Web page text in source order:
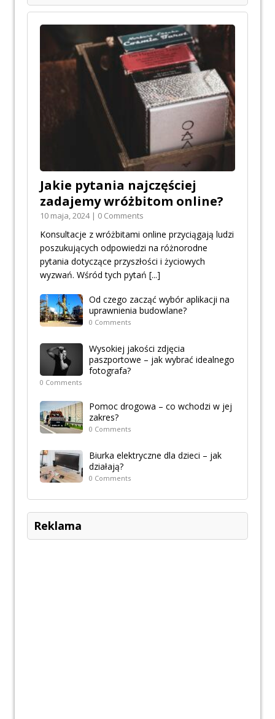
Jakie pytania najczęściej
zadajemy wróżbitom online?
10 maja, 2024 | 0 Comments
Konsultacje z wróżbitami online przyciągają ludzi
poszukujących odpowiedzi na różnorodne
pytania dotyczące przyszłości i życiowych
wyzwań. Wśród tych pytań [...]
Od czego zacząć wybór aplikacji na
uprawnienia budowlane?
0 Comments
Wysokiej jakości zdjęcia
paszportowe – jak wybrać idealnego
fotografa?
0 Comments
Pomoc drogowa – co wchodzi w jej
zakres?
0 Comments
Biurka elektryczne dla dzieci – jak
działają?
0 Comments
Reklama